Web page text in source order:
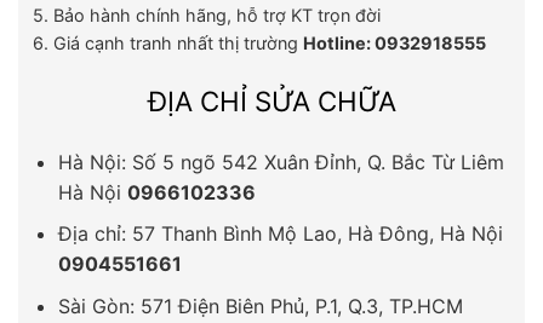
5. Bảo hành chính hãng, hỗ trợ KT trọn đời
6. Giá cạnh tranh nhất thị trường Hotline: 0932918555
ĐỊA CHỈ SỬA CHỮA
Hà Nội: Số 5 ngõ 542 Xuân Đỉnh, Q. Bắc Từ Liêm
Hà Nội 0966102336
Địa chỉ: 57 Thanh Bình Mộ Lao, Hà Đông, Hà Nội
0904551661
Sài Gòn: 571 Điện Biên Phủ, P.1, Q.3, TP.HCM